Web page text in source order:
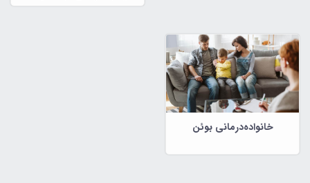
سازمانی
خانواده‌درمانی بوئن